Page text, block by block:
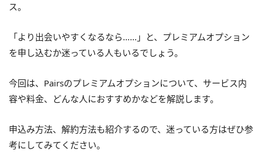
ス。
「より出会いやすくなるなら……」と、プレミアムオプション
を申し込むか迷っている人もいるでしょう。
今回は、Pairsのプレミアムオプションについて、サービス内
容や料金、どんな人におすすめかなどを解説します。
申込み方法、解約方法も紹介するので、迷っている方はぜひ参
考にしてみてください。